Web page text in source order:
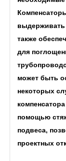
выдерживать
также
для
может быть
некоторых
помощью
подвеса,
проектных